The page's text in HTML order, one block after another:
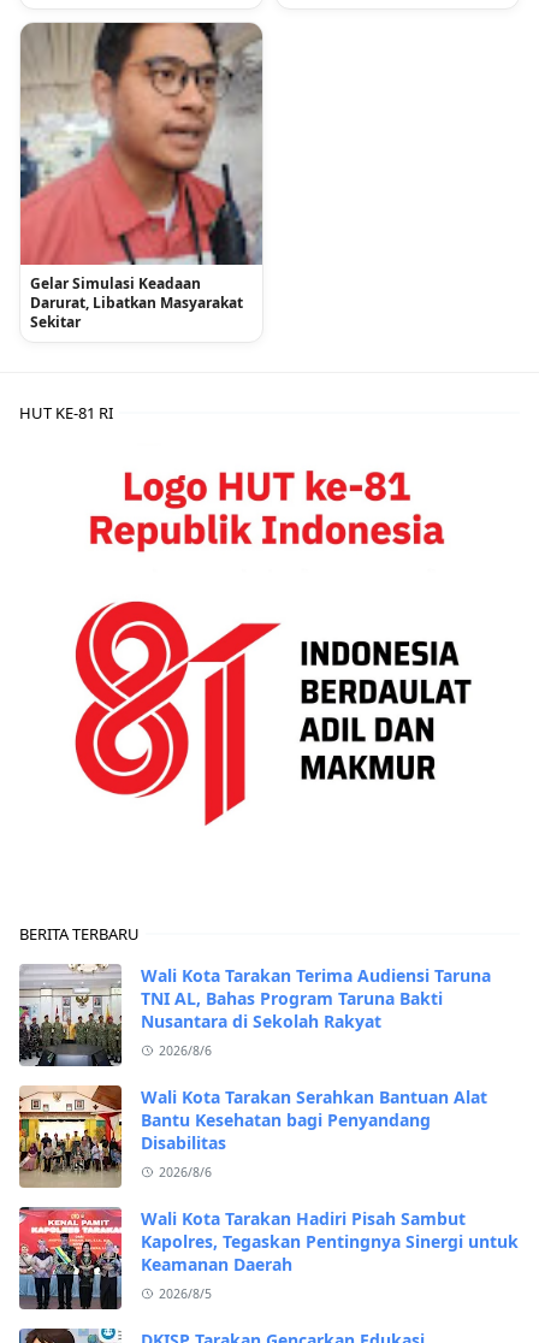
Gelar Simulasi Keadaan
Darurat, Libatkan Masyarakat
Sekitar
HUT KE-81 RI
BERITA TERBARU
Wali Kota Tarakan Terima Audiensi Taruna
TNI AL, Bahas Program Taruna Bakti
Nusantara di Sekolah Rakyat
2026/8/6
Wali Kota Tarakan Serahkan Bantuan Alat
Bantu Kesehatan bagi Penyandang
Disabilitas
2026/8/6
Wali Kota Tarakan Hadiri Pisah Sambut
Kapolres, Tegaskan Pentingnya Sinergi untuk
Keamanan Daerah
2026/8/5